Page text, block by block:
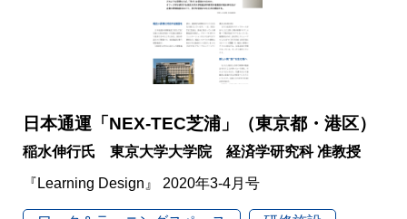
日本通運「NEX-TEC芝浦」（東京都・港区）
稲水伸行氏 東京大学大学院 経済学研究科 准教授
『Learning Design』 2020年3-4月号